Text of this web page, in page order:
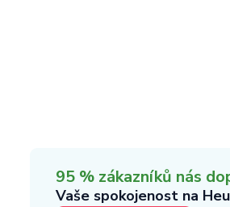
95 % zákazníků nás
Vaše spokojenost na